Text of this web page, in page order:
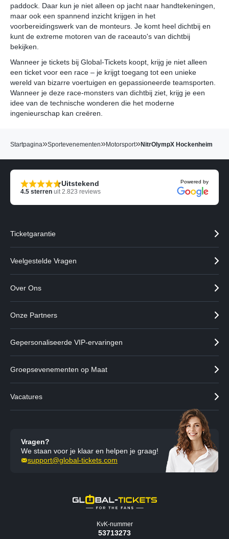
paddock. Daar kun je niet alleen op jacht naar handtekeningen,
maar ook een spannend inzicht krijgen in het
voorbereidingswerk van de monteurs. Je komt heel dichtbij en
kunt de extreme motoren van de raceauto's van dichtbij
bekijken.
Wanneer je tickets bij Global-Tickets koopt, krijg je niet alleen
een ticket voor een race – je krijgt toegang tot een unieke
wereld van bizarre voertuigen en gepassioneerde teamsporten.
Wanneer je deze race-monsters van dichtbij ziet, krijg je een
idee van de technische wonderen die het moderne
ingenieurschap kan creëren.
Startpagina»Sportevenementen»Motorsport»NitrOlympX Hockenheim
Uitstekend
4.5 sterren uit2.823 reviews
Powered by
Ticketgarantie
Veelgestelde Vragen
Over Ons
Onze Partners
Gepersonaliseerde VIP-ervaringen
Groepsevenementen op Maat
Vacatures
Vragen?
We staan voor je klaar en helpen je graag!
support@global-tickets.com
KvK-nummer
53713273